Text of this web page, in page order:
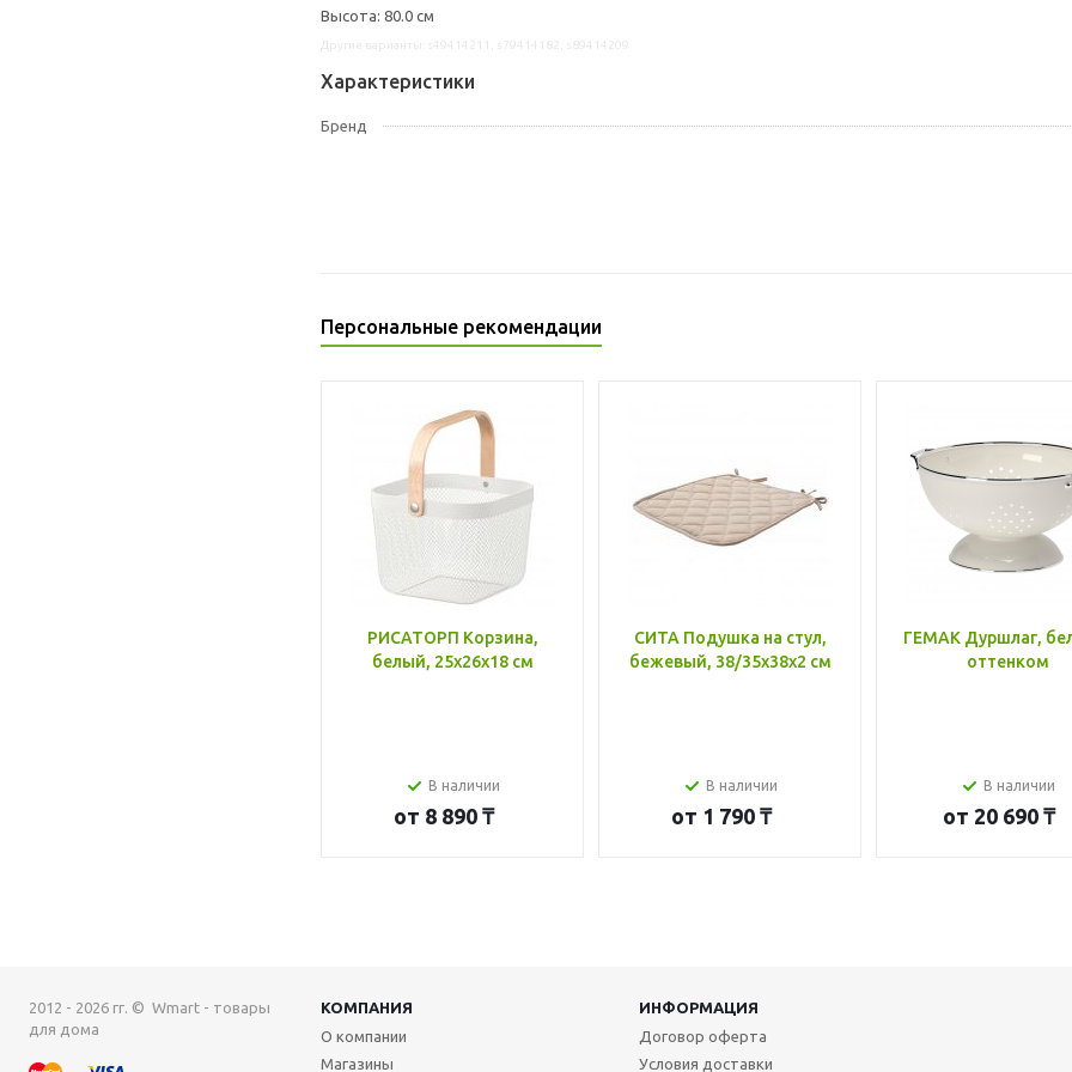
Высота: 80.0 см
Характеристики
Бренд
Персональные рекомендации
РИСАТОРП Корзина,
белый, 25x26x18 см
В наличии
от 8 890 ₸
СИТА Подушка на стул,
бежевый, 38/35x38x2 см
В наличии
от 1 790 ₸
ГЕМАК Дуршлаг,
оттенком
В наличии
от 20 690 ₸
2012 - 2026 гг. © Wmart - товары
для дома
КОМПАНИЯ
ИНФОРМАЦИЯ
О компании
Магазины
Договор оферта
Условия доставки